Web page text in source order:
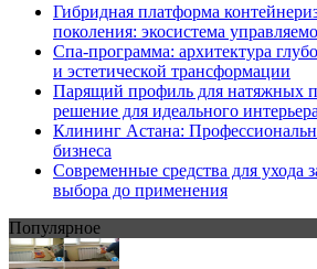
Гибридная платформа
поколения: экосистема
Спа-программа: архитектура
и эстетической трансформации
Парящий профиль для натяжных
решение для идеального интерьера
Клининг Астана:
бизнеса
Современные средства для ухода
выбора до применения
Популярное